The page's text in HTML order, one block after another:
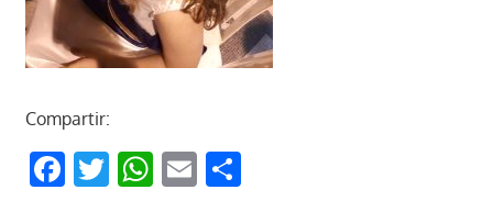
Compartir:
Facebook
Twitter
WhatsApp
EmailCompartir